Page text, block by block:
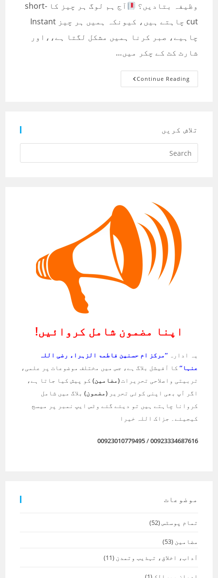
وظیفہ بتادیں؟
آج ہم لوگ ہر چیز کا short-
cut چاہتے ہیں، کیونکہ ہمیں ہر چیز Instant
چاہیے، صبر کرنا ہمیں مشکل لگتا ہے،،اور
شارٹ کٹ کے چکر میں…
Continue Readingدعـــــا
کــروں
تلاش کریں
اپنا مضمون شامل کروائیں!
یہ ادارہ’’مرکز ام حسنین فاطمۃ الزہراء رضی اللہ
عنہا‘‘ کا آفیشل بلاگ ہے، جس میں مختلف موضوعات پر علمی،
تربیتی واصلاحی تحریرات(مضامین) کو پیش کیا جاتا ہے،
اگر آپ بھی اپنی کوئی تحریر(مضمون) بلاگ میں شامل
کروانا چاہتے ہیں تو دیئے گئے وٹس ایپ نمبر پر میسج
کیجیئے۔ جزاک اللہ خیرا
00923334687616
/
00923010779495
موضوعات
تمام پوسٹس(52)
مضامین (53)
آداب، اخلاق، تہذیب وتمدن (11)